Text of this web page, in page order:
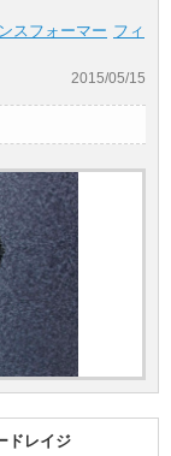
スフォーマー フィ
2015/05/15
ドレイジ